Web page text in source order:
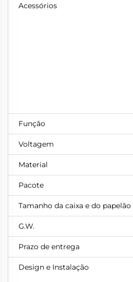
Acessórios
Função
Voltagem
Material
Pacote
Tamanho da caixa e do papelão
G.W.
Prazo de entrega
Design e Instalação